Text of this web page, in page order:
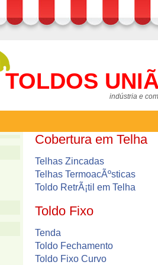
TOLDOS
indústria e
Cobertura em Telha
Telhas Zincadas
Telhas TermoacÃºsticas
Toldo RetrÃ¡til em Telha
Toldo Fixo
Tenda
Toldo Fechamento
Toldo Fixo Curvo